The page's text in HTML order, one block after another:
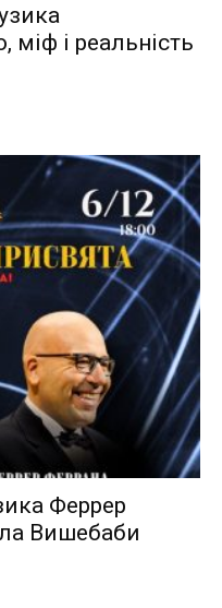
міф і реальність
Феррер
Вишебаби